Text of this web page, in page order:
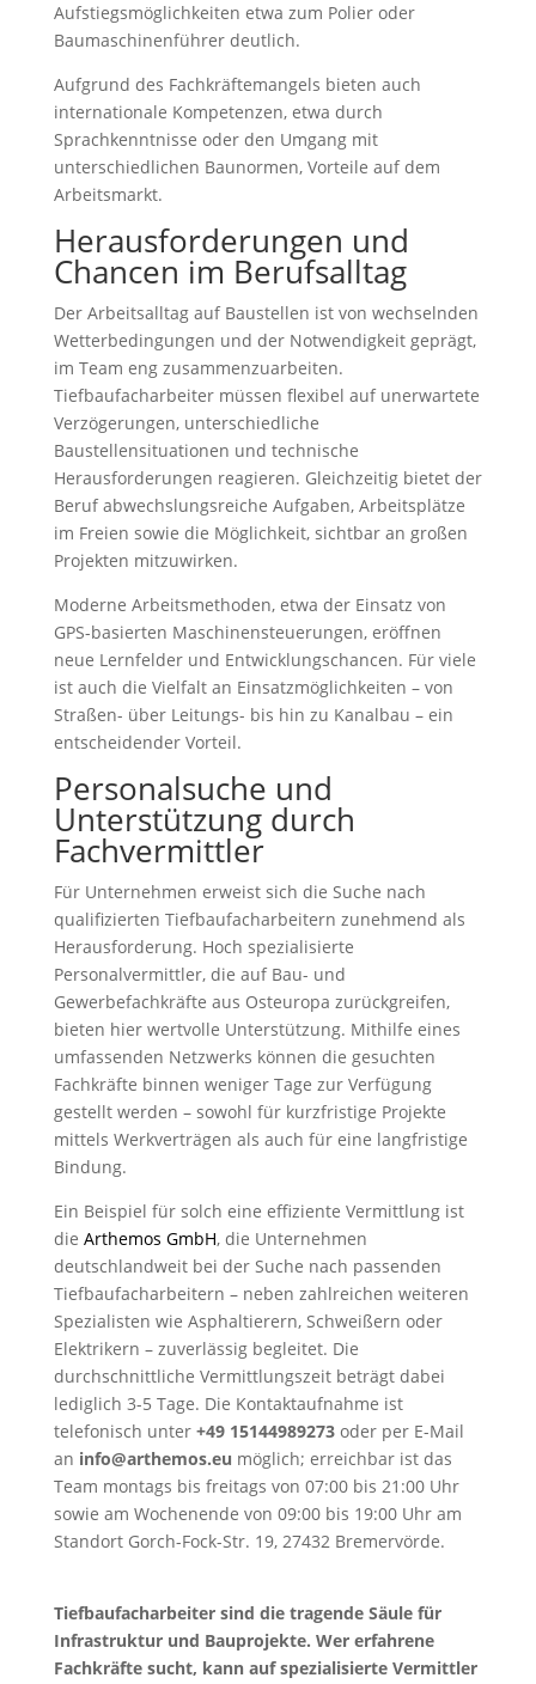
Aufstiegsmöglichkeiten etwa zum Polier oder
Baumaschinenführer deutlich.
Aufgrund des Fachkräftemangels bieten auch
internationale Kompetenzen, etwa durch
Sprachkenntnisse oder den Umgang mit
unterschiedlichen Baunormen, Vorteile auf dem
Arbeitsmarkt.
Herausforderungen und
Chancen im Berufsalltag
Der Arbeitsalltag auf Baustellen ist von wechselnden
Wetterbedingungen und der Notwendigkeit geprägt,
im Team eng zusammenzuarbeiten.
Tiefbaufacharbeiter müssen flexibel auf unerwartete
Verzögerungen, unterschiedliche
Baustellensituationen und technische
Herausforderungen reagieren. Gleichzeitig bietet der
Beruf abwechslungsreiche Aufgaben, Arbeitsplätze
im Freien sowie die Möglichkeit, sichtbar an großen
Projekten mitzuwirken.
Moderne Arbeitsmethoden, etwa der Einsatz von
GPS-basierten Maschinensteuerungen, eröffnen
neue Lernfelder und Entwicklungschancen. Für viele
ist auch die Vielfalt an Einsatzmöglichkeiten – von
Straßen- über Leitungs- bis hin zu Kanalbau – ein
entscheidender Vorteil.
Personalsuche und
Unterstützung durch
Fachvermittler
Für Unternehmen erweist sich die Suche nach
qualifizierten Tiefbaufacharbeitern zunehmend als
Herausforderung. Hoch spezialisierte
Personalvermittler, die auf Bau- und
Gewerbefachkräfte aus Osteuropa zurückgreifen,
bieten hier wertvolle Unterstützung. Mithilfe eines
umfassenden Netzwerks können die gesuchten
Fachkräfte binnen weniger Tage zur Verfügung
gestellt werden – sowohl für kurzfristige Projekte
mittels Werkverträgen als auch für eine langfristige
Bindung.
Ein Beispiel für solch eine effiziente Vermittlung ist
die Arthemos GmbH, die Unternehmen
deutschlandweit bei der Suche nach passenden
Tiefbaufacharbeitern – neben zahlreichen weiteren
Spezialisten wie Asphaltierern, Schweißern oder
Elektrikern – zuverlässig begleitet. Die
durchschnittliche Vermittlungszeit beträgt dabei
lediglich 3-5 Tage. Die Kontaktaufnahme ist
telefonisch unter +49 15144989273oder per E-Mail
an info@arthemos.eu möglich; erreichbar ist das
Team montags bis freitags von 07:00 bis 21:00 Uhr
sowie am Wochenende von 09:00 bis 19:00 Uhr am
Standort Gorch-Fock-Str. 19, 27432 Bremervörde.
Tiefbaufacharbeiter sind die tragende Säule für
Infrastruktur und Bauprojekte. Wer erfahrene
Fachkräfte sucht, kann auf spezialisierte Vermittler